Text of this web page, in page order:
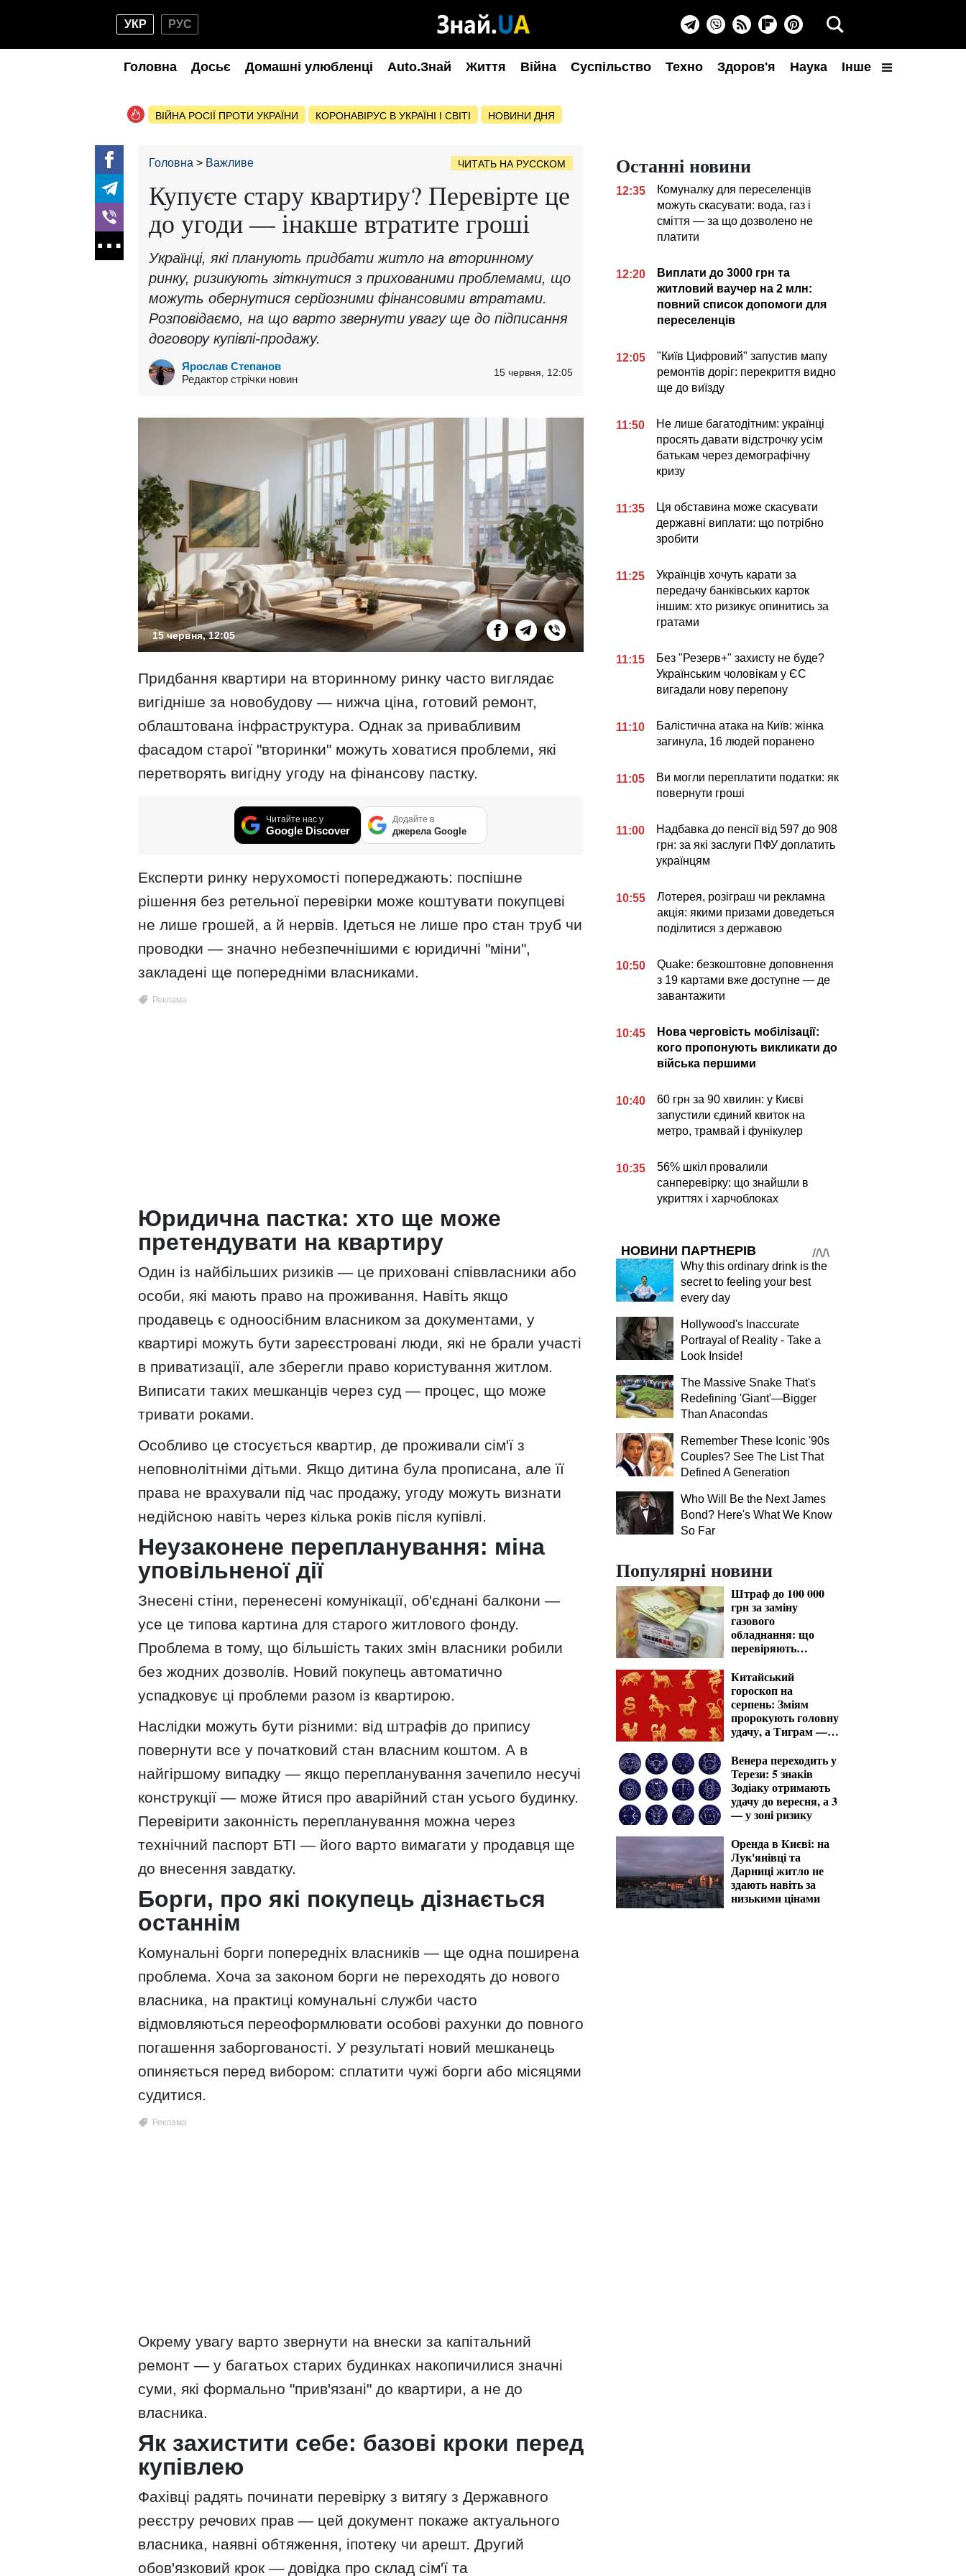
УКР РУС
Головна Досьє Домашні улюбленці Auto.Знай Життя Війна Суспільство Техно Здоров'я Наука Інше
ВІЙНА РОСІЇ ПРОТИ УКРАЇНИ КОРОНАВІРУС В УКРАЇНІ І СВІТІ НОВИНИ ДНЯ
Головна Важливе ЧИТАТЬ НА РУССКОМ
Купуєте стару квартиру? Перевірте це
до угоди — інакше втратите гроші
Українці, які планують придбати житло на вторинному
ринку, ризикують зіткнутися з прихованими проблемами, що
можуть обернутися серйозними фінансовими втратами.
Розповідаємо, на що варто звернути увагу ще до підписання
договору купівлі-продажу.
Ярослав Степанов
Редактор стрічки новин
15 червня, 12:05
15 червня, 12:05
Придбання квартири на вторинному ринку часто виглядає
вигідніше за новобудову — нижча ціна, готовий ремонт,
облаштована інфраструктура. Однак за привабливим
фасадом старої "вторинки" можуть ховатися проблеми, які
перетворять вигідну угоду на фінансову пастку.
Читайте нас у
Google Discover
Додайте в
джерела Google
Експерти ринку нерухомості попереджають: поспішне
рішення без ретельної перевірки може коштувати покупцеві
не лише грошей, а й нервів. Ідеться не лише про стан труб чи
проводки — значно небезпечнішими є юридичні "міни",
закладені ще попередніми власниками.
Юридична пастка: хто ще може
претендувати на квартиру
Один із найбільших ризиків — це приховані співвласники або
особи, які мають право на проживання. Навіть якщо
продавець є одноосібним власником за документами, у
квартирі можуть бути зареєстровані люди, які не брали участі
в приватизації, але зберегли право користування житлом.
Виписати таких мешканців через суд — процес, що може
тривати роками.
Особливо це стосується квартир, де проживали сім'ї з
неповнолітніми дітьми. Якщо дитина була прописана, але її
права не врахували під час продажу, угоду можуть визнати
недійсною навіть через кілька років після купівлі.
Неузаконене перепланування: міна
уповільненої дії
Знесені стіни, перенесені комунікації, об'єднані балкони —
усе це типова картина для старого житлового фонду.
Проблема в тому, що більшість таких змін власники робили
без жодних дозволів. Новий покупець автоматично
успадковує ці проблеми разом із квартирою.
Наслідки можуть бути різними: від штрафів до припису
повернути все у початковий стан власним коштом. А в
найгіршому випадку — якщо перепланування зачепило несучі
конструкції — може йтися про аварійний стан усього будинку.
Перевірити законність перепланування можна через
технічний паспорт БТІ — його варто вимагати у продавця ще
до внесення завдатку.
Борги, про які покупець дізнається
останнім
Комунальні борги попередніх власників — ще одна поширена
проблема. Хоча за законом борги не переходять до нового
власника, на практиці комунальні служби часто
відмовляються переоформлювати особові рахунки до повного
погашення заборгованості. У результаті новий мешканець
опиняється перед вибором: сплатити чужі борги або місяцями
судитися.
Окрему увагу варто звернути на внески за капітальний
ремонт — у багатьох старих будинках накопичилися значні
суми, які формально "прив'язані" до квартири, а не до
власника.
Як захистити себе: базові кроки перед
купівлею
Фахівці радять починати перевірку з витягу з Державного
реєстру речових прав — цей документ покаже актуального
власника, наявні обтяження, іпотеку чи арешт. Другий
обов'язковий крок — довідка про склад сім'ї та
Останні новини
12:35
Комуналку для переселенців
можуть скасувати: вода, газ і
сміття — за що дозволено не
платити
12:20
Виплати до 3000 грн та
житловий ваучер на 2 млн:
повний список допомоги для
переселенців
12:05
"Київ Цифровий" запустив мапу
ремонтів доріг: перекриття видно
ще до виїзду
11:50
Не лише багатодітним: українці
просять давати відстрочку усім
батькам через демографічну
кризу
11:35
Ця обставина може скасувати
державні виплати: що потрібно
зробити
11:25
Українців хочуть карати за
передачу банківських карток
іншим: хто ризикує опинитись за
гратами
11:15
Без "Резерв+" захисту не буде?
Українським чоловікам у ЄС
вигадали нову перепону
11:10
Балістична атака на Київ: жінка
загинула, 16 людей поранено
11:05
Ви могли переплатити податки: як
повернути гроші
11:00
Надбавка до пенсії від 597 до 908
грн: за які заслуги ПФУ доплатить
українцям
10:55
Лотерея, розіграш чи рекламна
акція: якими призами доведеться
поділитися з державою
10:50
Quake: безкоштовне доповнення
з 19 картами вже доступне — де
завантажити
10:45
Нова черговість мобілізації:
кого пропонують викликати до
війська першими
10:40
60 грн за 90 хвилин: у Києві
запустили єдиний квиток на
метро, трамвай і фунікулер
10:35
56% шкіл провалили
санперевірку: що знайшли в
укриттях і харчоблоках
НОВИНИ ПАРТНЕРІВ
Why this ordinary drink is the
secret to feeling your best
every day
Hollywood's Inaccurate
Portrayal of Reality - Take a
Look Inside!
The Massive Snake That's
Redefining 'Giant'—Bigger
Than Anacondas
Remember These Iconic '90s
Couples? See The List That
Defined A Generation
Who Will Be the Next James
Bond? Here's What We Know
So Far
Популярні новини
Штраф до 100 000
грн за заміну
газового
обладнання: що
перевіряють
Китайський
гороскоп на
серпень: Зміям
пророкують головну
удачу, а Тиграм —
Венера переходить у
Терези: 5 знаків
Зодіаку отримають
удачу до вересня, а 3
— у зоні ризику
Оренда в Києві: на
Лук'янівці та
Дарниці житло не
здають навіть за
низькими цінами